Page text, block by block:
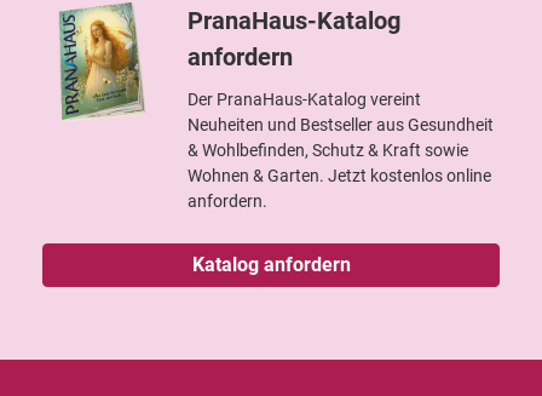
PranaHaus-Katalog
anfordern
Der PranaHaus-Katalog vereint
Neuheiten und Bestseller aus Gesundheit
& Wohlbefinden, Schutz & Kraft sowie
Wohnen & Garten. Jetzt kostenlos online
anfordern.
Katalog anfordern